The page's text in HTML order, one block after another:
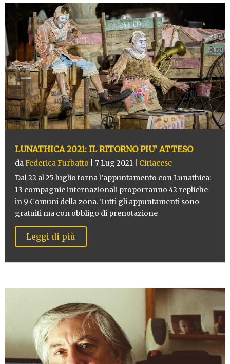
LUNATHICA 2021: IL RITORNO PIU’ ATTESO
daFederica Furbatto 7 Lug 2021| Ciriacese
Dal 22 al 25 luglio torna l’appuntamento con Lunathica:
13 compagnie internazionali proporranno 42 repliche
in 9 Comuni della zona. Tutti gli appuntamenti sono
gratuiti ma con obbligo di prenotazione
Leggi di più